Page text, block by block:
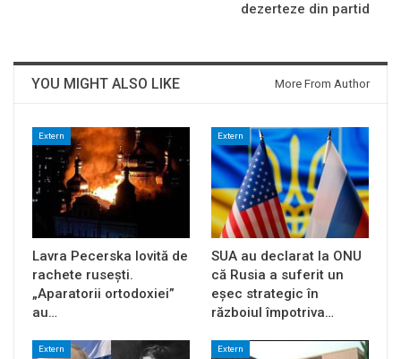
dezerteze din partid
YOU MIGHT ALSO LIKE More From Author
Extern
Lavra Pecerska lovită de
rachete rusești.
„Aparatorii ortodoxiei”
au…
Extern
SUA au declarat la ONU
că Rusia a suferit un
eșec strategic în
războiul împotriva…
Extern Extern